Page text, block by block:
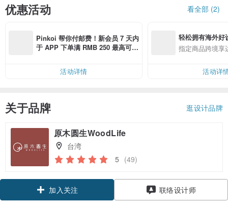
优惠活动 看全部 (2)
Pinkoi 帮你付邮费！新会员 7 天内
于 APP 下单满 RMB 250 最高可折
活动详情
轻松拥有海外好
指定商品跨境享
活动详
关于品牌 逛设计品牌
原木圆生WoodLife
台湾
5 (49)
加入关注 联络设计师